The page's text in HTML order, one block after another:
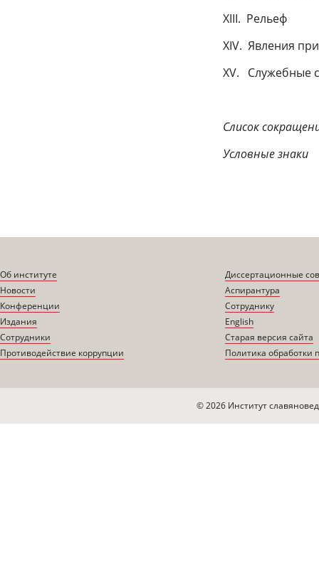
XIII. Рельеф
XIV. Явления
XV. Служебные
Слисок
Условные знаки
Об институте
Новости
Конференции
Издания
Сотрудники
Противодействие коррупции
Диссертационные
Аспирантура
Сотруднику
English
Старая версия сайта
Политика обработки
© 2026 Институт